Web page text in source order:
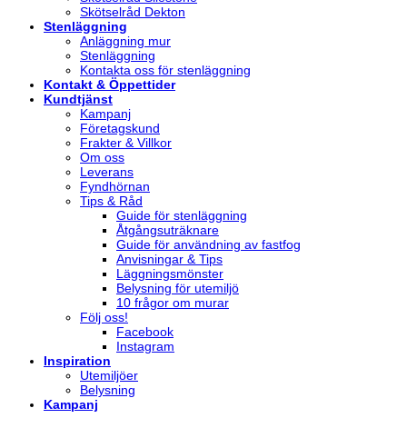
Skötselråd Dekton
Stenläggning
Anläggning mur
Stenläggning
Kontakta oss för stenläggning
Kontakt & Öppettider
Kundtjänst
Kampanj
Företagskund
Frakter & Villkor
Om oss
Leverans
Fyndhörnan
Tips & Råd
Guide för stenläggning
Åtgångsuträknare
Guide för användning av fastfog
Anvisningar & Tips
Läggningsmönster
Belysning för utemiljö
10 frågor om murar
Följ oss!
Facebook
Instagram
Inspiration
Utemiljöer
Belysning
Kampanj